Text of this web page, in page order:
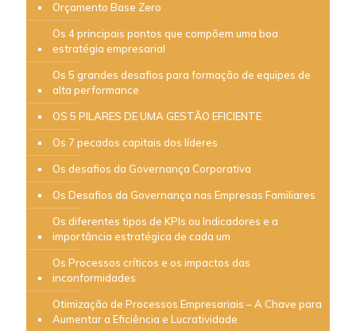
Orçamento Base Zero
Os 4 principais pontos que compõem uma boa
estratégia empresarial
Os 5 grandes desafios para formação de equipes de
alta performance
OS 5 PILARES DE UMA GESTÃO EFICIENTE
Os 7 pecados capitais dos líderes
Os desafios da Governança Corporativa
Os Desafios da Governança nas Empresas Familiares
Os diferentes tipos de KPIs ou Indicadores e a
importância estratégica de cada um
Os Processos críticos e os impactos das
inconformidades
Otimização de Processos Empresariais – A Chave para
Aumentar a Eficiência e Lucratividade